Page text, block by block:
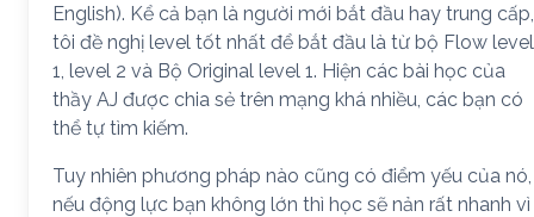
English). Kể cả bạn là người mới bắt đầu hay trung cấp,
tôi đề nghị level tốt nhất để bắt đầu là từ bộ Flow level
1, level 2 và Bộ Original level 1. Hiện các bài học của
thầy AJ được chia sẻ trên mạng khá nhiều, các bạn có
thể tự tìm kiếm.
Tuy nhiên phương pháp nào cũng có điểm yếu của nó,
nếu động lực bạn không lớn thì học sẽ nản rất nhanh vì